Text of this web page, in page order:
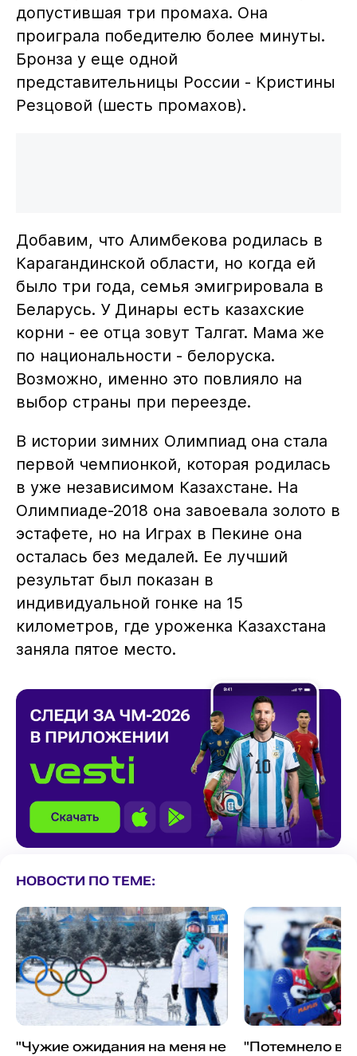
допустившая три промаха. Она
проиграла победителю более минуты.
Бронза у еще одной
представительницы России - Кристины
Резцовой (шесть промахов).
Добавим, что Алимбекова родилась в
Карагандинской области, но когда ей
было три года, семья эмигрировала в
Беларусь. У Динары есть казахские
корни - ее отца зовут Талгат. Мама же
по национальности - белоруска.
Возможно, именно это повлияло на
выбор страны при переезде.
В истории зимних Олимпиад она стала
первой чемпионкой, которая родилась
в уже независимом Казахстане. На
Олимпиаде-2018 она завоевала золото в
эстафете, но на Играх в Пекине она
осталась без медалей. Ее лучший
результат был показан в
индивидуальной гонке на 15
километров, где уроженка Казахстана
заняла пятое место.
НОВОСТИ ПО ТЕМЕ:
"Чужие ожидания на меня не
"Потемнело в